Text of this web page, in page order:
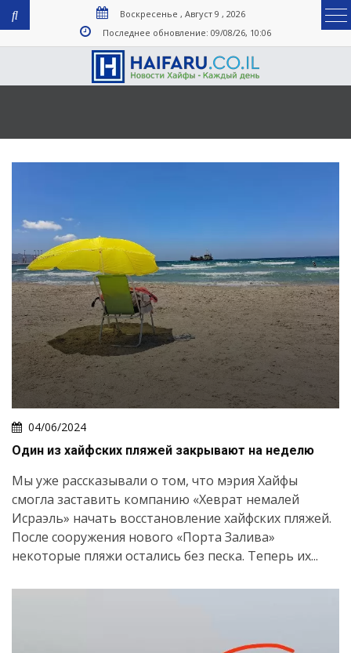
Воскресенье , Август 9 , 2026
Последнее обновление: 09/08/26, 10:06
04/06/2024
Один из хайфских пляжей закрывают на неделю
Мы уже рассказывали о том, что мэрия Хайфы
смогла заставить компанию «Хеврат немалей
Исраэль» начать восстановление хайфских пляжей.
После сооружения нового «Порта Залива»
некоторые пляжи остались без песка. Теперь их...